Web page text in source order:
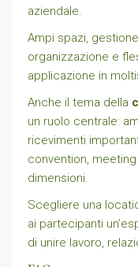
aziendale.
Ampi spazi,
organizzazione e
applicazione in
Anche il tema della
un ruolo centrale:
ricevimenti
convention,
dimensioni.
Scegliere una
ai partecipanti
di unire lavoro,